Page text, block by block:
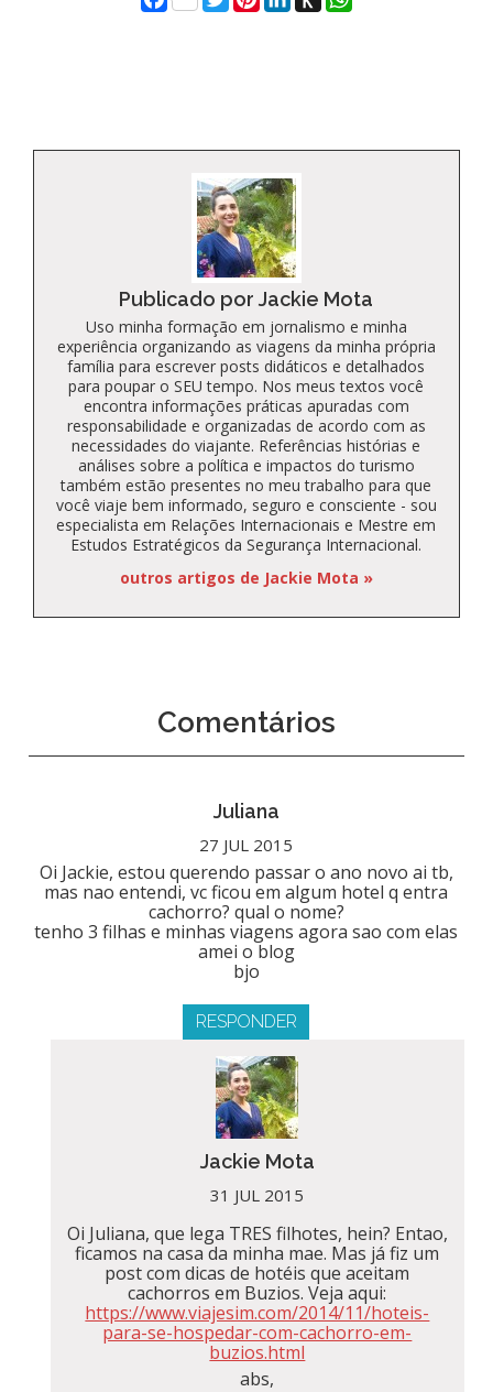
to
Publicado por Jackie Mota
Uso minha formação em jornalismo e minha
experiência organizando as viagens da minha própria
família para escrever posts didáticos e detalhados
para poupar o SEU tempo. Nos meus textos você
encontra informações práticas apuradas com
responsabilidade e organizadas de acordo com as
necessidades do viajante. Referências histórias e
análises sobre a política e impactos do turismo
também estão presentes no meu trabalho para que
você viaje bem informado, seguro e consciente - sou
especialista em Relações Internacionais e Mestre em
Estudos Estratégicos da Segurança Internacional.
outros artigos de Jackie Mota »
Comentários
Juliana
27 JUL 2015
Oi Jackie, estou querendo passar o ano novo ai tb,
mas nao entendi, vc ficou em algum hotel q entra
cachorro? qual o nome?
tenho 3 filhas e minhas viagens agora sao com elas
amei o blog
bjo
RESPONDER
Jackie Mota
31 JUL 2015
Oi Juliana, que lega TRES filhotes, hein? Entao,
ficamos na casa da minha mae. Mas já fiz um
post com dicas de hotéis que aceitam
cachorros em Buzios. Veja aqui:
https://www.viajesim.com/2014/11/hoteis-
para-se-hospedar-com-cachorro-em-
buzios.html
abs,